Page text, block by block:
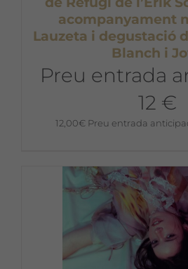
acompanyament
Lauzeta i degustació
Blanch i
Preu entrada
12 €
12,00€ Preu entrada